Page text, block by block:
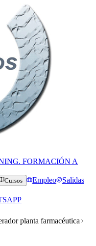
FORMACIÓN A
Cursos Empleo
Salidas
planta farmacéutica